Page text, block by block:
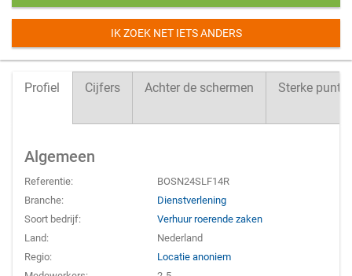
IK ZOEK NET IETS ANDERS
Profiel Cijfers Achter de schermen Sterke
Algemeen
Referentie:
BOSN24SLF14R
Branche:
Dienstverlening
Soort bedrijf:
Verhuur roerende zaken
Land:
Nederland
Regio:
Locatie anoniem